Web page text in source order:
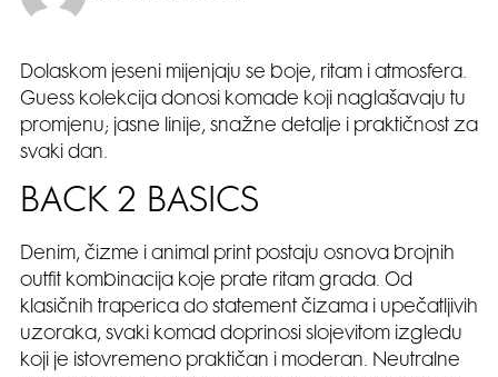
Dolaskom jeseni mijenjaju se boje, ritam i atmosfera.
Guess kolekcija donosi komade koji naglašavaju tu
promjenu; jasne linije, snažne detalje i praktičnost za
svaki dan.
BACK 2 BASICS
Denim, čizme i animal print postaju osnova brojnih
outfit kombinacija koje prate ritam grada. Od
klasičnih traperica do statement čizama i upečatljivih
uzoraka, svaki komad doprinosi slojevitom izgledu
koji je istovremeno praktičan i moderan. Neutralne